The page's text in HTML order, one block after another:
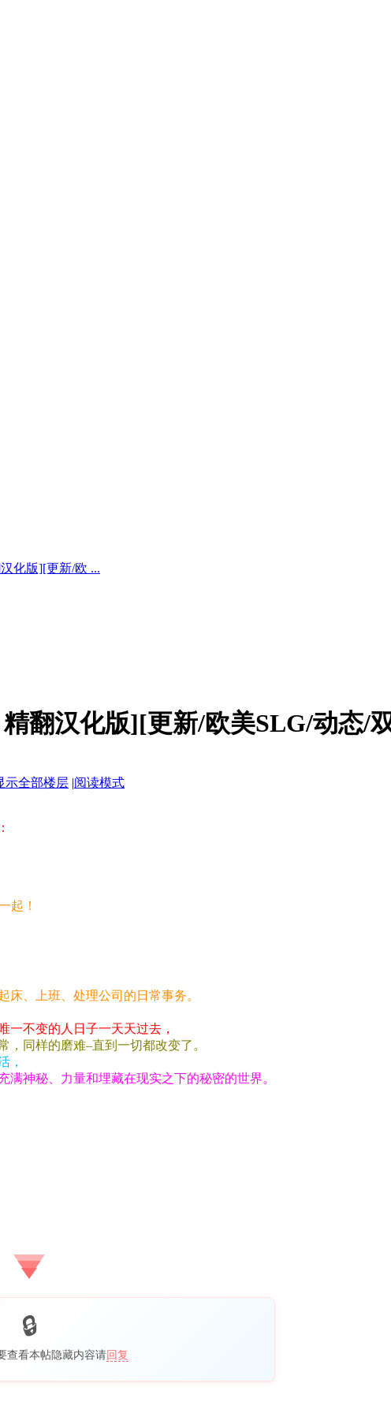
化版][更新/欧 ...
翻汉化版][更新/欧美SLG/动态/
示全部楼层 |阅读模式
起！
床、上班、处理公司的日常事务。
一不变的人日子一天天过去，
同样的磨难–直到一切都改变了。
，
神秘、力量和埋藏在现实之下的秘密的世界。
查看本帖隐藏内容请回复